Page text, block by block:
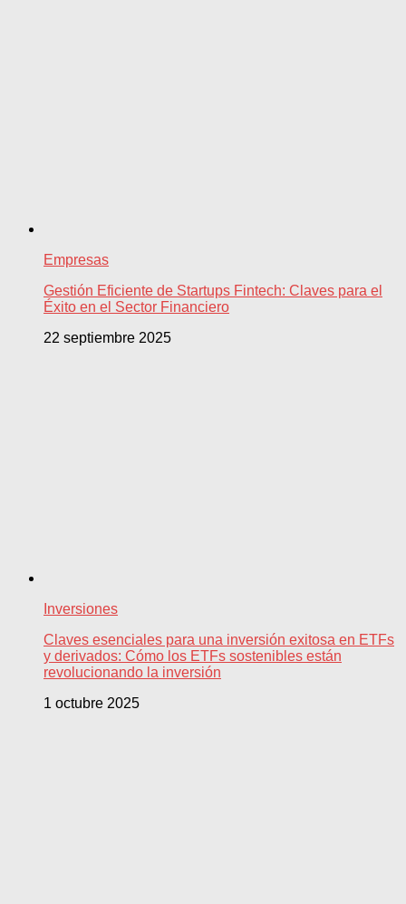
Empresas
Gestión Eficiente de Startups Fintech: Claves para el
Éxito en el Sector Financiero
22 septiembre 2025
Inversiones
Claves esenciales para una inversión exitosa en ETFs
y derivados: Cómo los ETFs sostenibles están
revolucionando la inversión
1 octubre 2025